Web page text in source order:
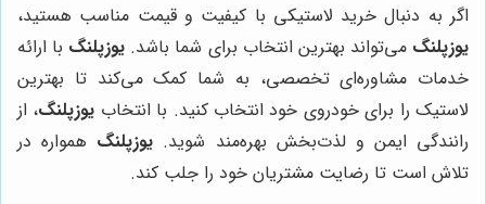
اگر به دنبال خرید لاستیکی با کیفیت و قیمت مناسب هستید،
یوزپلنگ می‌تواند بهترین انتخاب برای شما باشد. یوزپلنگ با ارائه
خدمات مشاوره‌ای تخصصی، به شما کمک می‌کند تا بهترین
لاستیک را برای خودروی خود انتخاب کنید. با انتخاب یوزپلنگ، از
رانندگی ایمن و لذت‌بخش بهره‌مند شوید. یوزپلنگ همواره در
تلاش است تا رضایت مشتریان خود را جلب کند.